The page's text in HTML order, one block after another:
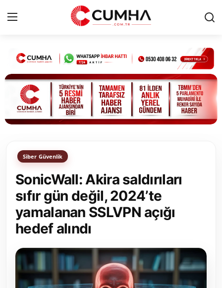
Kurumsal
Cumhurbaşkanlığı
Bakanlıklar
Siyasi Partiler
Yerel Yönetimler
Mülki İdare
Toplum ve Yaşam
Sivil Toplum Kuruluşları
Kamu Kurumları ve Üst Kurullar
Siber Güvenlik
SonicWall: Akira saldırıları
sıfır gün değil, 2024’te
yamalanan SSLVPN açığı
hedef alındı